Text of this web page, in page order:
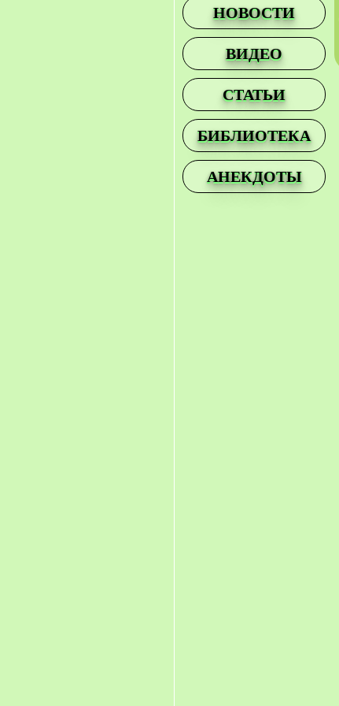
НОВОСТИ
ВИДЕО
СТАТЬИ
БИБЛИОТЕКА
АНЕКДОТЫ